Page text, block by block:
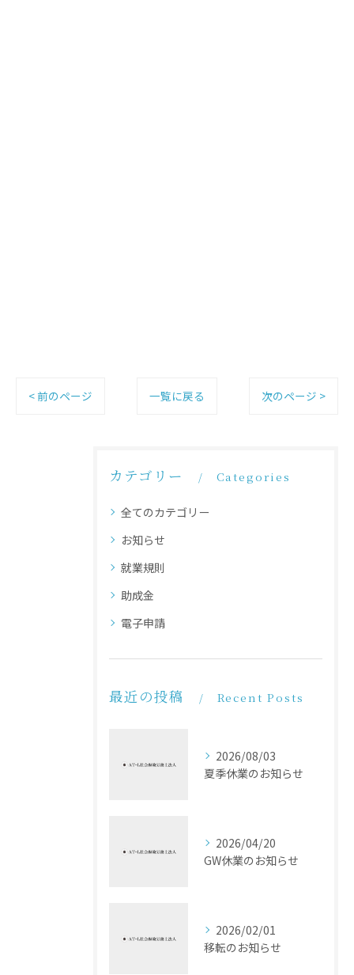
< 前のページ 一覧に戻る 次のページ >
カテゴリー Categories
全てのカテゴリー
お知らせ
就業規則
助成金
電子申請
最近の投稿 Recent Posts
2026/08/03
夏季休業のお知らせ
2026/04/20
GW休業のお知らせ
2026/02/01
移転のお知らせ